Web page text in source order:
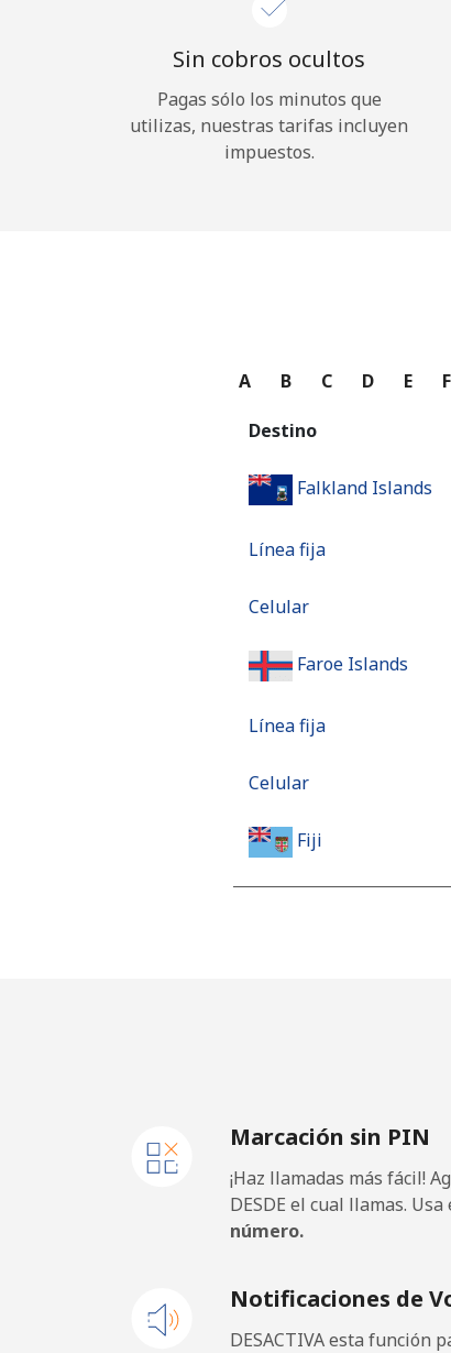
Sin cobros ocultos
Pagas sólo los minutos que
utilizas, nuestras tarifas incluyen
impuestos.
A B C D E F
Destino
Falkland Islands
Línea fija
Celular
Faroe Islands
Línea fija
Celular
Fiji
Celular
France
Celular
Marcación sin PIN
¡Haz llamadas más fácil!
DESDE el cual llamas.
número.
Notificaciones de
DESACTIVA esta función